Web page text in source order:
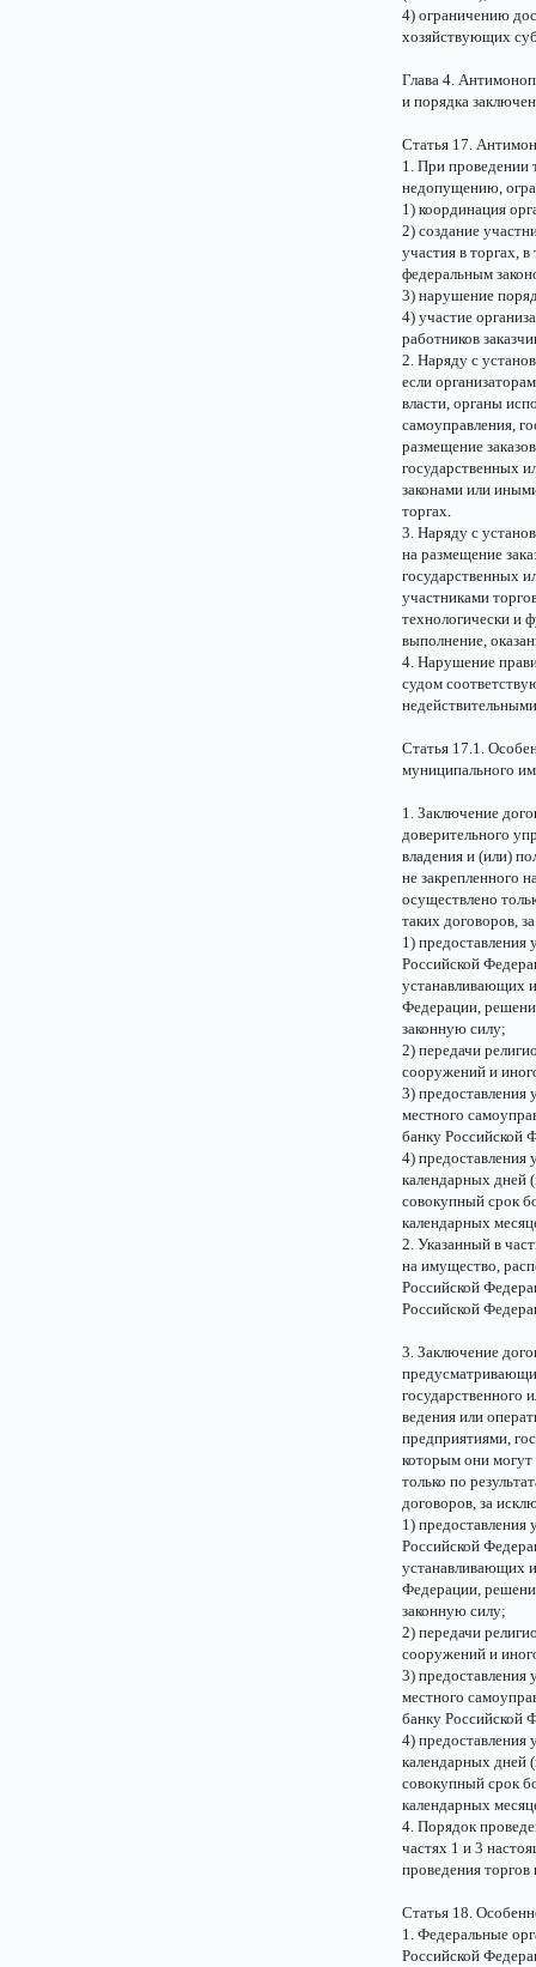
4) ограничению
хозяйствующих
Глава 4.
и порядка
Статья 17.
1. При проведении
недопущению,
1) координация
2) создание
участия в торгах,
федеральным
3) нарушение
4) участие
работников
2. Наряду с
если
власти, органы
самоуправления,
размещение
государственных
законами или
торгах.
3. Наряду с
на размещение
государственных
участниками
технологически и
выполнение,
4. Нарушение
судом
Статья 17.1.
муниципального
1. Заключение
доверительного
владения и (или)
не закрепленного
осуществлено
таких договоров,
1)
Российской
устанавливающих
Федерации,
законную силу;
2) передачи
сооружений и
3) предоставления
местного
банку Российской
4) предоставления
календарных дней
совокупный срок
календарных
2. Указанный в
на имущество,
Российской
Российской
3. Заключение
государственного
ведения или
предприятиями,
которым они могут
только по
договоров, за
1)
Российской
устанавливающих
Федерации,
законную силу;
2) передачи
сооружений и
3) предоставления
местного
банку Российской
4) предоставления
календарных дней
совокупный срок
календарных
4. Порядок
частях 1 и 3
проведения
Статья 18.
1. Федеральные
Российской